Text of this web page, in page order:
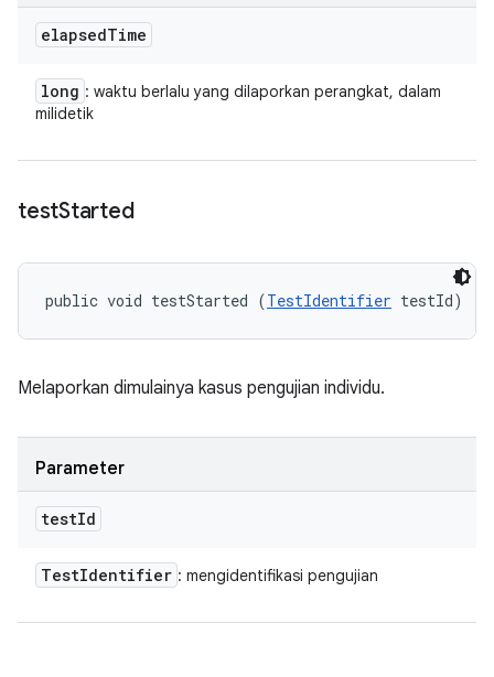
elapsedTime
long : waktu berlalu yang dilaporkan perangkat, dalam
milidetik
testStarted
public void testStarted (TestIdentifier testId)
Melaporkan dimulainya kasus pengujian individu.
Parameter
testId
TestIdentifier : mengidentifikasi pengujian